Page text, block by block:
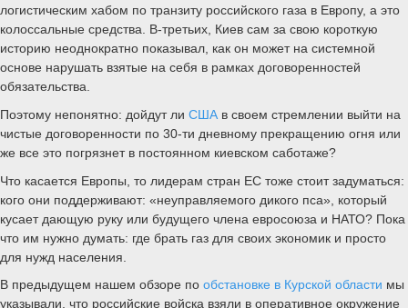
логистическим хабом по транзиту российского газа в Европу, а это
колоссальные средства. В-третьих, Киев сам за свою короткую
историю неоднократно показывал, как он может на системной
основе нарушать взятые на себя в рамках договоренностей
обязательства.
Поэтому непонятно: дойдут ли США в своем стремлении выйти на
чистые договоренности по 30-ти дневному прекращению огня или
же все это погрязнет в постоянном киевском саботаже?
Что касается Европы, то лидерам стран ЕС тоже стоит задуматься:
кого они поддерживают: «неуправляемого дикого пса», который
кусает дающую руку или будущего члена евросоюза и НАТО? Пока
что им нужно думать: где брать газ для своих экономик и просто
для нужд населения.
В предыдущем нашем обзоре по обстановке в Курской области мы
указывали, что российские войска взяли в оперативное окружение